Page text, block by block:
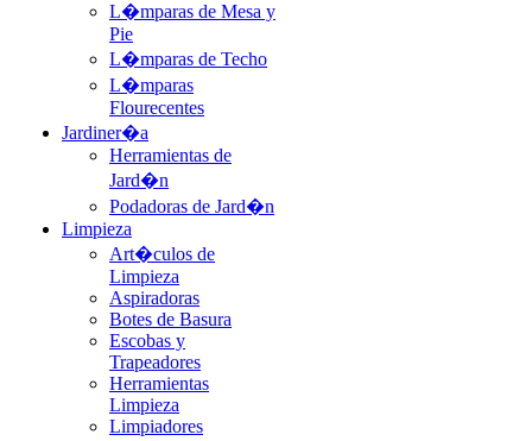
L�mparas de Mesa y
Pie
L�mparas de Techo
L�mparas
Flourecentes
Jardiner�a
Herramientas de
Jard�n
Podadoras de Jard�n
Limpieza
Art�culos de
Limpieza
Aspiradoras
Botes de Basura
Escobas y
Trapeadores
Herramientas
Limpieza
Limpiadores